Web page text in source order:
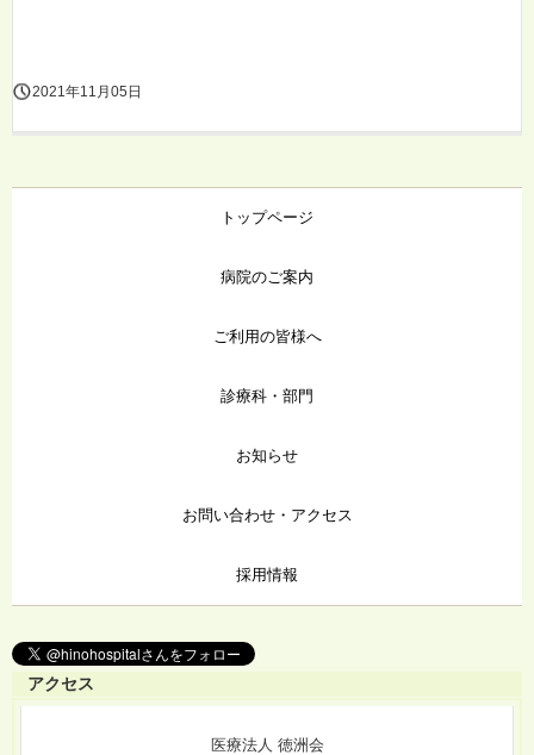
2021年11月05日
トップページ
病院のご案内
ご利用の皆様へ
診療科・部門
お知らせ
お問い合わせ・アクセス
採用情報
アクセス
医療法人 徳洲会